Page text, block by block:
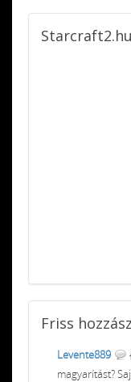
Starcraft2.hu
Friss
Levente889
magyarítást?